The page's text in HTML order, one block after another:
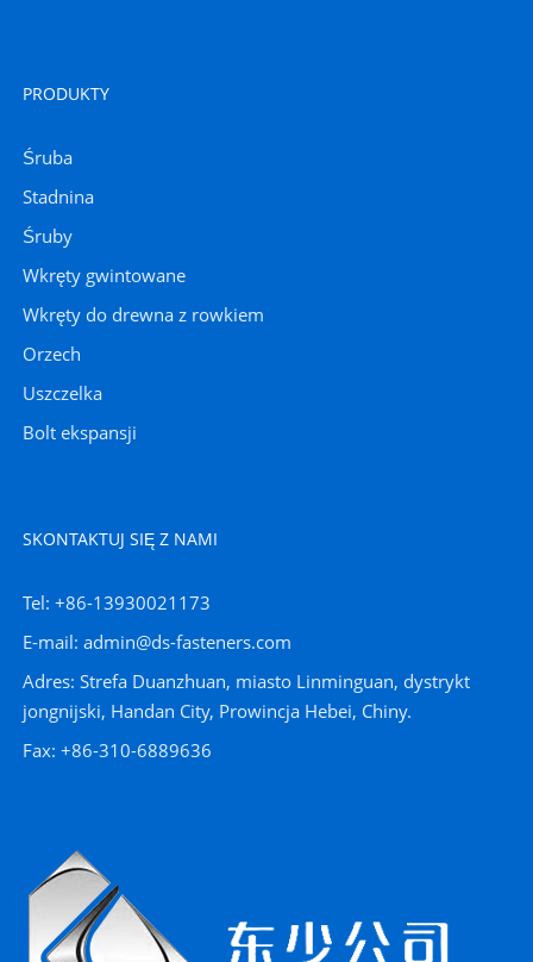
PRODUKTY
Śruba
Stadnina
Śruby
Wkręty gwintowane
Wkręty do drewna z rowkiem
Orzech
Uszczelka
Bolt ekspansji
SKONTAKTUJ SIĘ Z NAMI
Tel: +86-13930021173
E-mail: admin@ds-fasteners.com
Adres: Strefa Duanzhuan, miasto Linminguan, dystrykt
jongnijski, Handan City, Prowincja Hebei, Chiny.
Fax: +86-310-6889636